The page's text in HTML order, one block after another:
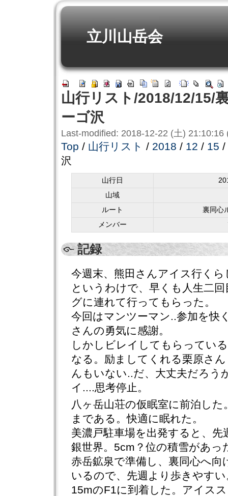
立川山岳会
山行リスト/2018/12/15/
ーゴ沢
Last-modified: 2018-12-22 (土) 21:10:16
Top / 山行リスト / 2018 / 12 / 15 /
沢
山行日
山域
ルート
裏同心
メンバー
記録
今週末、熊田さんアイス行く
というわけで、早くも人生二
グに連れて行ってもらった。
今回はマンツーマン..参加を快
さんの勇気に感謝。
しかしビレイしてもらってい
なる。励ましてくれる栗原さ
んもいない..だ、大丈夫だろう
イ....思考停止。
八ヶ岳山荘の仮眠室に前泊し
まである。快適に眠れた。
美濃戸駐車場を出発すると、
銀世界。5cm？位の積雪があっ
赤岳鉱泉で準備し、裏同心へ
いるので、先週より歩きやすい
15mのF1に到着した。アイス